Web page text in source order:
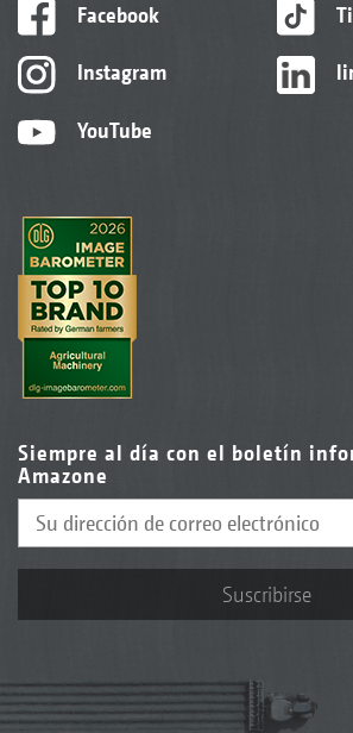
Facebook
Instagram
YouTube
Siempre al día con el boletín
Amazone
Suscribirse